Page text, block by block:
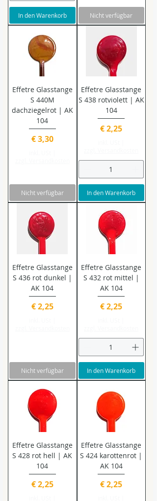
In den Warenkorb Nicht verfügbar
Effetre Glasstange
S 440M
dachziegelrot | AK
104
Preis
€ 3,30
Nicht verfügbar
Effetre Glasstange
S 438 rotviolett | AK
104
Preis
€ 2,25
In den Warenkorb
Effetre Glasstange
S 436 rot dunkel |
AK 104
Preis
€ 2,25
Nicht verfügbar
Effetre Glasstange
S 432 rot mittel |
AK 104
Preis
€ 2,25
In den Warenkorb
Effetre Glasstange
S 428 rot hell | AK
104
Preis
€ 2,25
Effetre Glasstange
S 424 karottenrot |
AK 104
Preis
€ 2,25